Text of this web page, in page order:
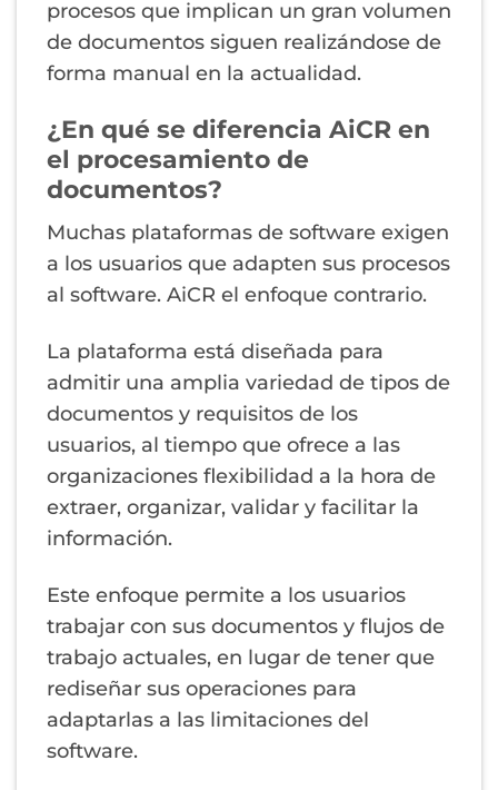
procesos que implican un gran volumen
de documentos siguen realizándose de
forma manual en la actualidad.
¿En qué se diferencia AiCR en
el procesamiento de
documentos?
Muchas plataformas de software exigen
a los usuarios que adapten sus procesos
al software. AiCR el enfoque contrario.
La plataforma está diseñada para
admitir una amplia variedad de tipos de
documentos y requisitos de los
usuarios, al tiempo que ofrece a las
organizaciones flexibilidad a la hora de
extraer, organizar, validar y facilitar la
información.
Este enfoque permite a los usuarios
trabajar con sus documentos y flujos de
trabajo actuales, en lugar de tener que
rediseñar sus operaciones para
adaptarlas a las limitaciones del
software.